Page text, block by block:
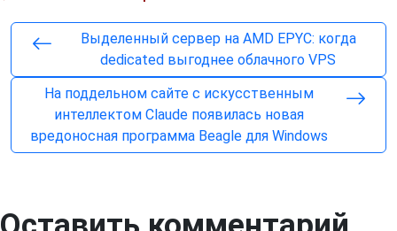
Выделенный сервер на AMD EPYC: когда
dedicated выгоднее облачного VPS
На поддельном сайте с искусственным
интеллектом Claude появилась новая
вредоносная программа Beagle для Windows